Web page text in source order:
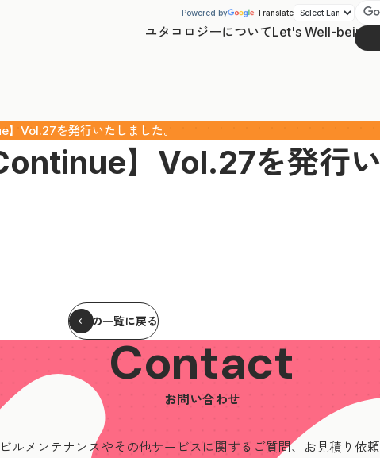
Powered by Translate
ユタコロジーについてLet's Well-being
Vol.27を発行いたしました。
】Vol.27を発行
記事の一覧に戻る
Contact
お問い合わせ
ビルメンテナンスやその他サービスに関するご質問、
お見積り依